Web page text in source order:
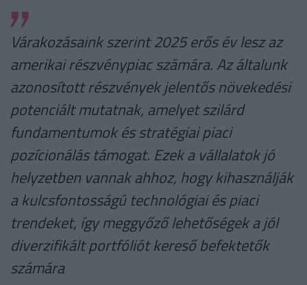
Várakozásaink szerint 2025 erős év lesz az
amerikai részvénypiac számára. Az általunk
azonosított részvények jelentős növekedési
potenciált mutatnak, amelyet szilárd
fundamentumok és stratégiai piaci
pozícionálás támogat. Ezek a vállalatok jó
helyzetben vannak ahhoz, hogy kihasználják
a kulcsfontosságú technológiai és piaci
trendeket, így meggyőző lehetőségek a jól
diverzifikált portfóliót kereső befektetők
számára